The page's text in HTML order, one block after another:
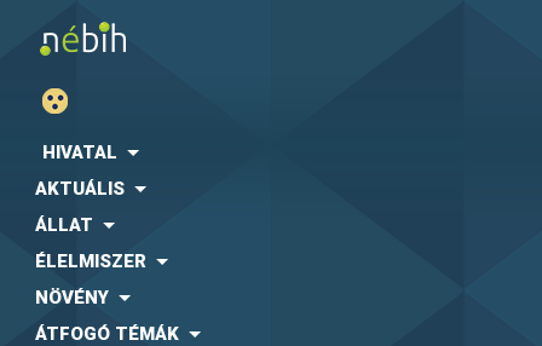
HIVATAL
AKTUÁLIS
ÁLLAT
ÉLELMISZER
NÖVÉNY
ÁTFOGÓ TÉMÁK